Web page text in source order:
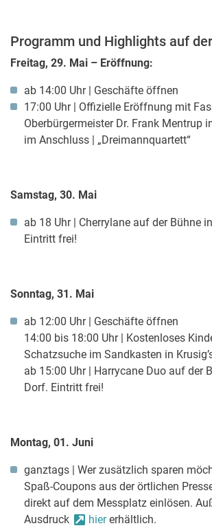
Programm und Highlights auf
Freitag, 29. Mai – Eröffnung:
ab 14:00 Uhr | Geschäfte öffnen
17:00 Uhr | Offizielle Eröffnung mit
Oberbürgermeister Dr. Frank Mentrup
im Anschluss | „Dreimannquartett“
Samstag, 30. Mai
ab 18 Uhr | Cherrylane auf der Bühne
Eintritt frei!
Sonntag, 31. Mai
ab 12:00 Uhr | Geschäfte öffnen
14:00 bis 18:00 Uhr | Kostenloses
Schatzsuche im Sandkasten in
ab 15:00 Uhr | Harrycane Duo auf der
Dorf. Eintritt frei!
Montag, 01. Juni
ganztags | Wer zusätzlich sparen
Spaß-Coupons aus der örtlichen
direkt auf dem Messplatz einlösen.
Ausdruck
hiererhältlich.